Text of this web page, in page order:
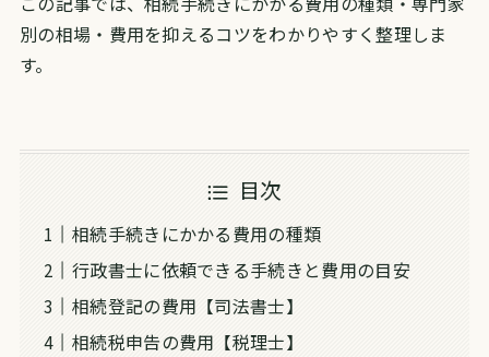
別の相場・費用を抑えるコツをわかりやすく整理しま
す。
目次
相続手続きにかかる費用の種類
行政書士に依頼できる手続きと費用の目安
相続登記の費用【司法書士】
相続税申告の費用【税理士】